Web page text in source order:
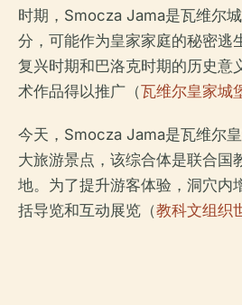
时期，Smocza Jama是瓦维尔
分，可能作为皇家家庭的秘密逃
复兴时期和巴洛克时期的历史意
术作品得以推广（瓦维尔皇家城
今天，Smocza Jama是瓦维尔
大旅游景点，该综合体是联合国
地。为了提升游客体验，洞穴内
括导览和互动展览（教科文组织